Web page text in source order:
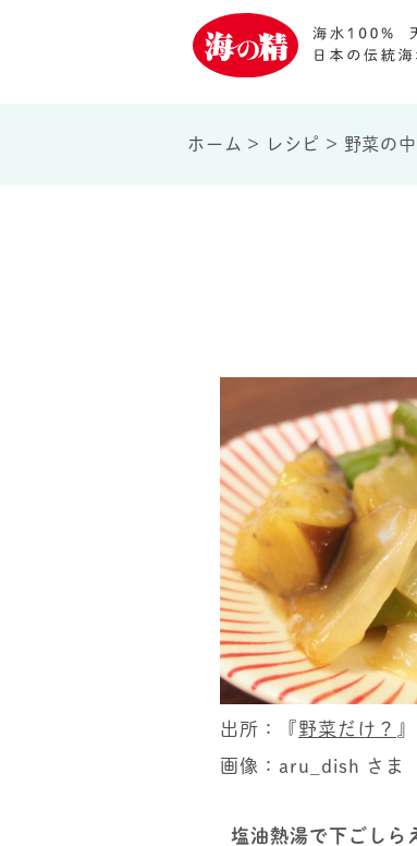
ホーム > レシピ > 野菜の
出所：『野菜だけ？
画像：aru_dish さま
塩油熱湯で下ごしら